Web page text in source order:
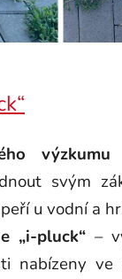
výzkumu
svým
u vodní a
„i-pluck“ –
nabízeny